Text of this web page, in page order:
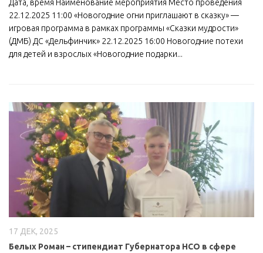
Дата, время Наименование мероприятия Место проведения
22.12.2025 11:00 «Новогодние огни приглашают в сказку» —
игровая программа в рамках программы «Сказки мудрости»
(ДМБ) ДС «Дельфинчик» 22.12.2025 16:00 Новогодние потехи
для детей и взрослых «Новогодние подарки...
17 ДЕК, 2025
Белых Роман – стипендиат Губернатора НСО в сфере